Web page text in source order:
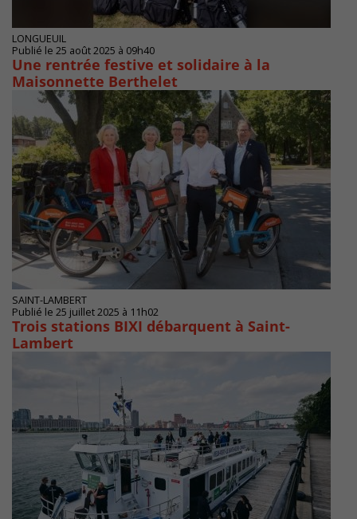
LONGUEUIL
Publié le 25 août 2025 à 09h40
Une rentrée festive et solidaire à la
Maisonnette Berthelet
SAINT-LAMBERT
Publié le 25 juillet 2025 à 11h02
Trois stations BIXI débarquent à Saint-
Lambert